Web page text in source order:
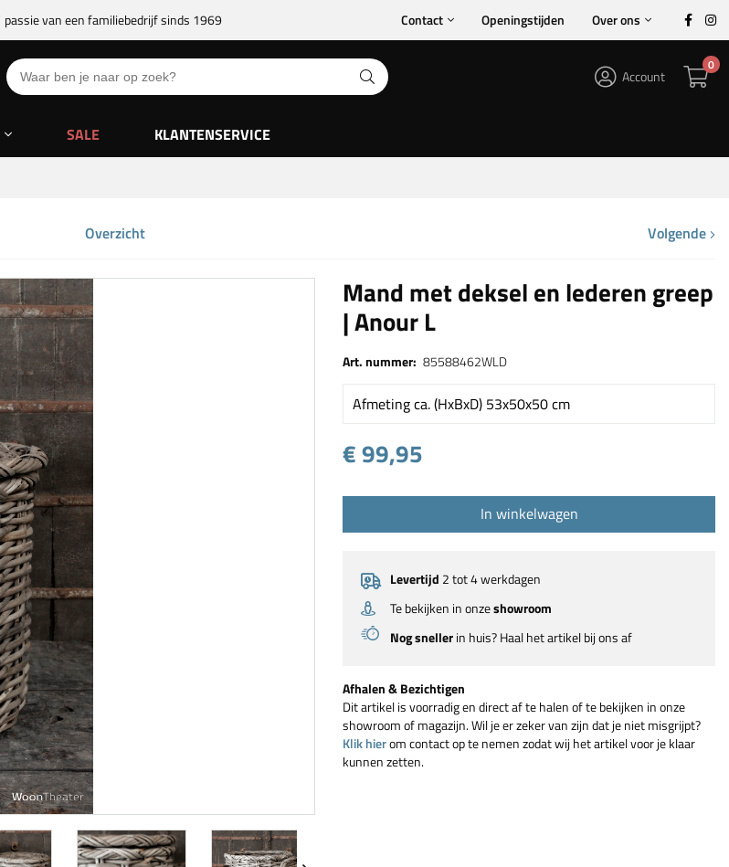
passie van een familiebedrijf sinds 1969 Contact Openingstijden Over ons
0
Account
SALE KLANTENSERVICE
Overzicht Volgende
Mand met deksel en lederen greep
| Anour L
Art. nummer: 85588462WLD
Afmeting ca. (HxBxD) 53x50x50 cm
€ 99,95
In winkelwagen
Levertijd 2 tot 4 werkdagen
Te bekijken in onzeshowroom
Nog snellerin huis? Haal het artikel bij ons af
Afhalen & Bezichtigen
Dit artikel is voorradig en direct af te halen of te bekijken in onze
showroom of magazijn. Wil je er zeker van zijn dat je niet misgrijpt?
Klik hierom contact op te nemen zodat wij het artikel voor je klaar
kunnen zetten.